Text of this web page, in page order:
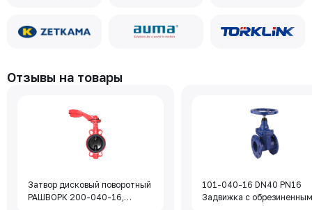
Отзывы на товары
Затвор дисковый поворотный
РАШВОРК 200-040-16,
101-040-16 DN40 PN16
Задвижка с обрезиненным